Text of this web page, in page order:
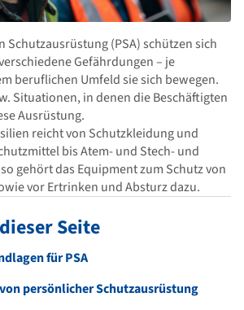
Schutzausrüstung (PSA) schützen sich
Gefährdungen – je
beruflichen Umfeld sie sich bewegen.
Situationen, in denen die Beschäftigten
Ausrüstung.
reicht von Schutzkleidung und
bis Atem- und Stech- und
gehört das Equipment zum Schutz von
vor Ertrinken und Absturz dazu.
Seite
für PSA
persönlicher Schutzausrüstung